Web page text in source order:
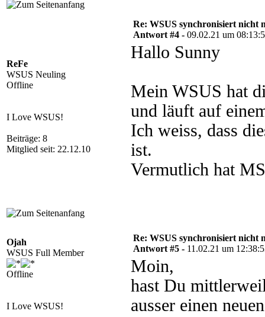
ReFe
WSUS Neuling
Offline
I Love WSUS!
Beiträge: 8
Mitglied seit: 22.12.10
Re: WSUS synchronisiert nicht
Antwort #4 - 09.02.21 um
Hallo Sunny
Mein WSUS hat
und läuft auf
Ich weiss, dass
ist.
Vermutlich hat
Ojah
WSUS Full Member
Offline
I Love WSUS!
Re: WSUS synchronisiert nicht
Antwort #5 - 11.02.21 um
Moin,
hast Du
ausser einen